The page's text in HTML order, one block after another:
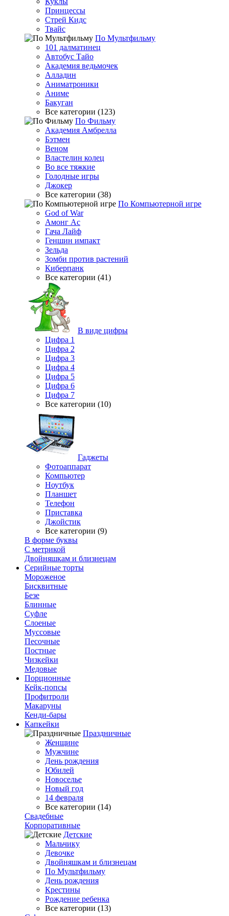
Принцессы
Стрей Кидс
Твайс
По Мультфильму
101 далматинец
Автобус Тайо
Академия ведьмочек
Алладин
Аниматроники
Аниме
Бакуган
Все категории (123)
По Фильму
Академия Амбрелла
Бэтмен
Веном
Властелин колец
Во все тяжкие
Голодные игры
Джокер
Все категории (38)
По Компьютерной игре
God of War
Амонг Ас
Гача Лайф
Геншин импакт
Зельда
Зомби против растений
Киберпанк
Все категории (41)
В виде цифры
Цифра 1
Цифра 2
Цифра 3
Цифра 4
Цифра 5
Цифра 6
Цифра 7
Все категории (10)
Гаджеты
Фотоаппарат
Компьютер
Ноутбук
Планшет
Телефон
Приставка
Джойстик
Все категории (9)
В форме буквы
С метрикой
Двойняшкам и близнецам
Серийные торты
Мороженое
Бисквитные
Безе
Блинные
Суфле
Слоеные
Муссовые
Песочные
Постные
Чизкейки
Медовые
Порционные
Кейк-попсы
Профитроли
Макаруны
Кенди-бары
Капкейки
Праздничные
Женщине
Мужчине
День рождения
Юбилей
Новоселье
Новый год
14 февраля
Все категории (14)
Свадебные
Корпоративные
Детские
Мальчику
Девочке
Двойняшкам и близнецам
По Мультфильму
День рождения
Крестины
Рождение ребенка
Все категории (13)